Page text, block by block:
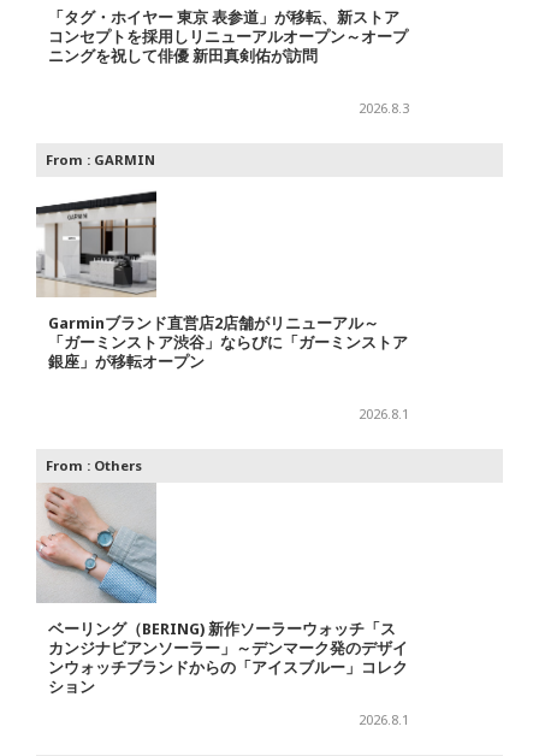
「タグ・ホイヤー 東京 表参道」が移転、新ストア
コンセプトを採用しリニューアルオープン～オープ
ニングを祝して俳優 新田真剣佑が訪問
2026.8.3
From : GARMIN
Garminブランド直営店2店舗がリニューアル～
「ガーミンストア渋谷」ならびに「ガーミンストア
銀座」が移転オープン
2026.8.1
From : Others
ベーリング（BERING) 新作ソーラーウォッチ「ス
カンジナビアンソーラー」～デンマーク発のデザイ
ンウォッチブランドからの「アイスブルー」コレク
ション
2026.8.1